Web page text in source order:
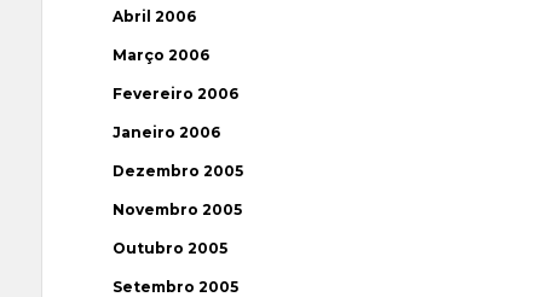
Abril 2006
Março 2006
Fevereiro 2006
Janeiro 2006
Dezembro 2005
Novembro 2005
Outubro 2005
Setembro 2005